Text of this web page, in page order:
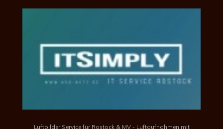
Luftbilder Service für Rostock & MV - Luftaufnahmen mit